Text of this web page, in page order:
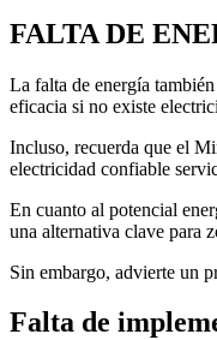
FALTA DE
La falta de energía
eficacia si no existe
Incluso, recuerda que el
electricidad confiable
En cuanto al potencial
una alternativa clave para
Sin embargo, advierte un
Falta de